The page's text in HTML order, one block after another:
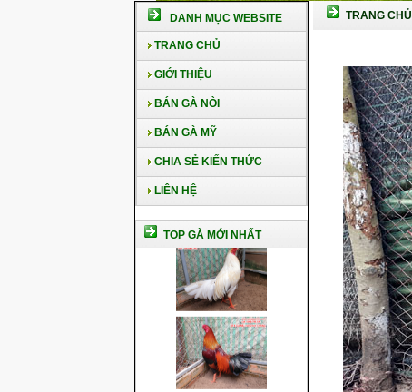
DANH MỤC WEBSITE
TRANG CHỦ
GIỚI THIỆU
BÁN GÀ NÒI
BÁN GÀ MỸ
CHIA SẺ KIẾN THỨC
LIÊN HỆ
TOP GÀ MỚI NHẤT
TRANG CHỦ